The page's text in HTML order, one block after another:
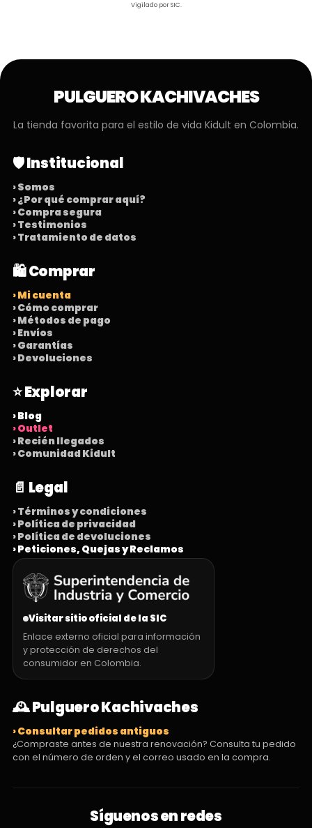
Vigilado por SIC.
PULGUERO KACHIVACHES
La tienda favorita para el estilo de vida Kidult en Colombia.
🛡️ Institucional
› Somos
› ¿Por qué comprar aquí?
› Compra segura
› Testimonios
› Tratamiento de datos
🛍️ Comprar
› Mi cuenta
› Cómo comprar
› Métodos de pago
› Envíos
› Garantías
› Devoluciones
⭐ Explorar
› Blog
› Outlet
› Recién llegados
› Comunidad Kidult
📄 Legal
› Términos y condiciones
› Política de privacidad
› Política de devoluciones
› Peticiones, Quejas y Reclamos
Visitar sitio oficial de la SIC
Enlace externo oficial para información
y protección de derechos del
consumidor en Colombia.
🕰️ Pulguero Kachivaches
› Consultar pedidos antiguos
¿Compraste antes de nuestra renovación? Consulta tu pedido
con el número de orden y el correo usado en la compra.
Síguenos en redes